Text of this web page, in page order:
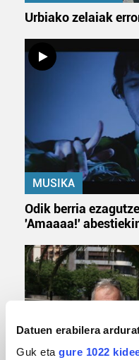
Datuen erabilera
Guk eta gure 1022
Urbiako zelaiak
MUSIKA
Odik berria
'Amaaaa!'